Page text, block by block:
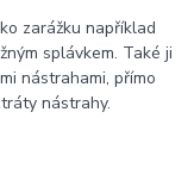
zarážku například
splávkem. Také ji
nástrahami, přímo
nástrahy.